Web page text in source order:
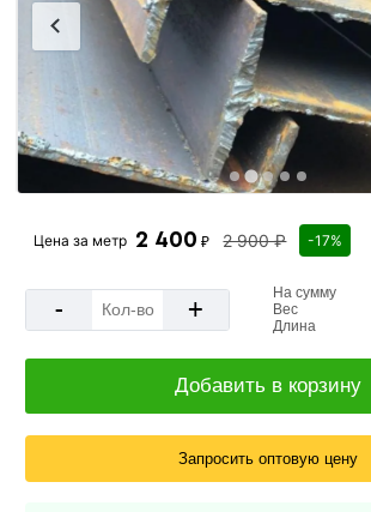
Цена за метр 2 400 ₽ 2 900 ₽ -17%
- +
На сумму
Вес
Длина
Добавить в корзину
Запросить оптовую цену